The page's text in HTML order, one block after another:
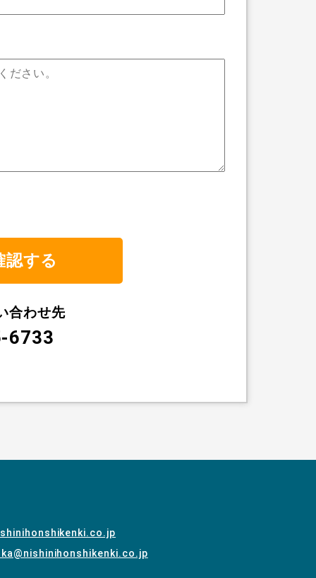
合わせ先
6733